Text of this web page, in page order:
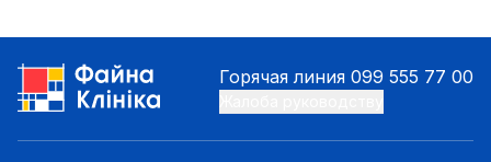
Горячая линия 099 555 77 00